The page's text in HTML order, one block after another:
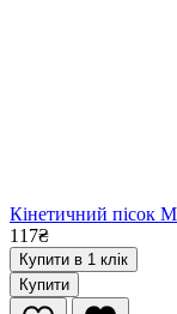
Кінетичний пісок
117₴
Купити в 1 клік
Купити